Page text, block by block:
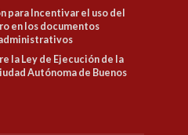
para Incentivar el uso del
en los documentos
la Ley de Ejecución de la
Autónoma de Buenos